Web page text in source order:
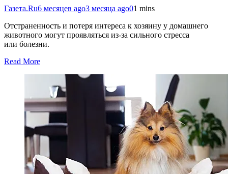
Газета.Ru6 месяцев ago3 месяца ago01 mins
Отстраненность и потеря интереса к хозяину у домашнего
животного могут проявляться из-за сильного стресса
или болезни.
Read More